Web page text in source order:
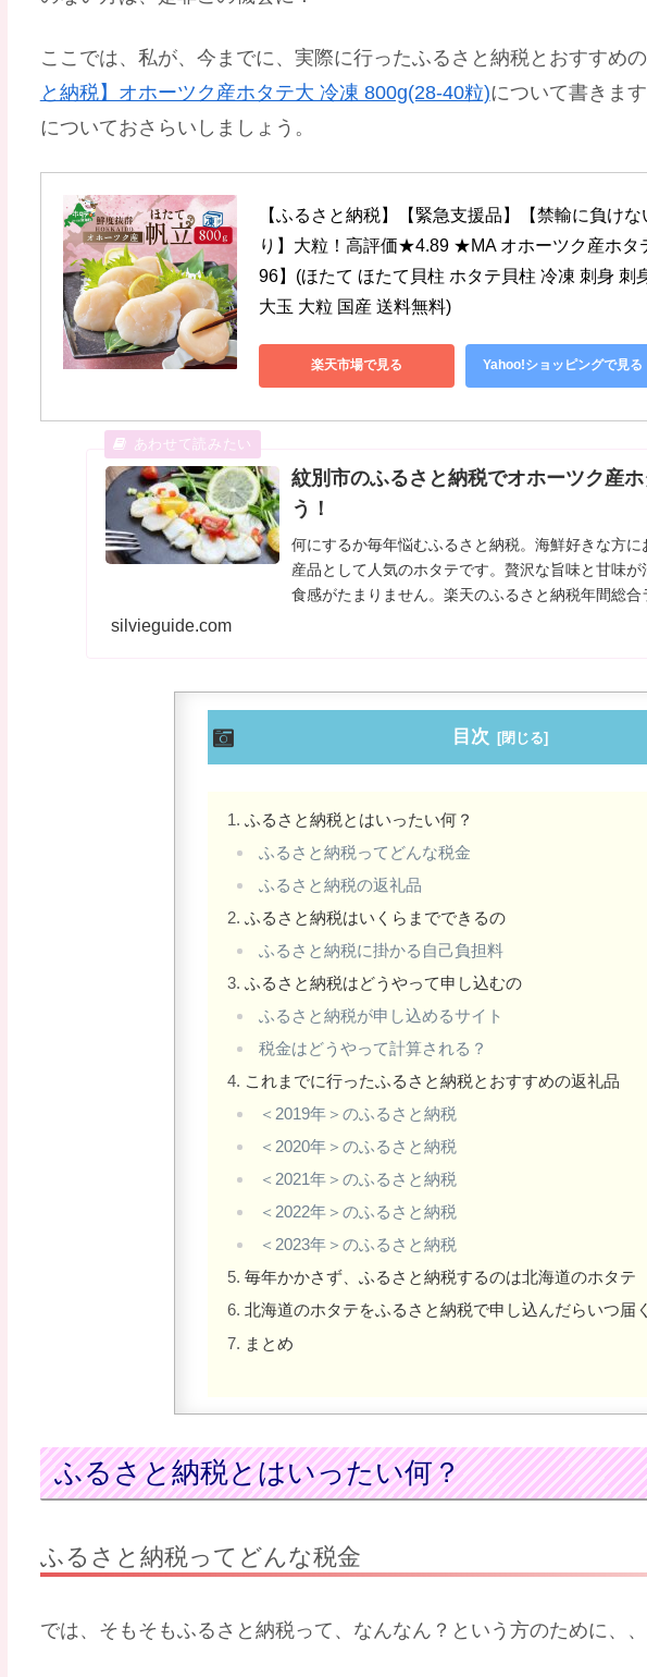
ここでは、私が、今までに、実際に行ったふるさと納税とおすすめ
と納税】オホーツク産ホタテ大 冷凍 800g(28-40粒)について書きま
についておさらいしましょう。
【ふるさと納税】【緊急支援品】【禁輸に負け
り】大粒！高評価★4.89 ★MA オホーツク産ホタ
96】(ほたて ほたて貝柱 ホタテ貝柱 冷凍 刺身 刺
大玉 大粒 国産 送料無料)
楽天市場で見る Yahoo!ショッピングで見る
紋別市のふるさと納税でオホーツク産
う！
何にするか毎年悩むふるさと納税。海鮮好きな方
産品として人気のホタテです。贅沢な旨味と甘味
食感がたまりません。楽天のふるさと納税年間総合
で1位を獲得するほどの大人気です。美味しさの
silvieguide.com
目次
ふるさと納税とはいったい何？
ふるさと納税ってどんな税金
ふるさと納税の返礼品
ふるさと納税はいくらまでできるの
ふるさと納税に掛かる自己負担料
ふるさと納税はどうやって申し込むの
ふるさと納税が申し込めるサイト
税金はどうやって計算される？
これまでに行ったふるさと納税とおすすめの返礼品
＜2019年＞のふるさと納税
＜2020年＞のふるさと納税
＜2021年＞のふるさと納税
＜2022年＞のふるさと納税
＜2023年＞のふるさと納税
毎年かかさず、ふるさと納税するのは北海道のホタテ
北海道のホタテをふるさと納税で申し込んだらいつ届
まとめ
ふるさと納税とはいったい何？
ふるさと納税ってどんな税金
では、そもそもふるさと納税って、なんなん？という方のために、、